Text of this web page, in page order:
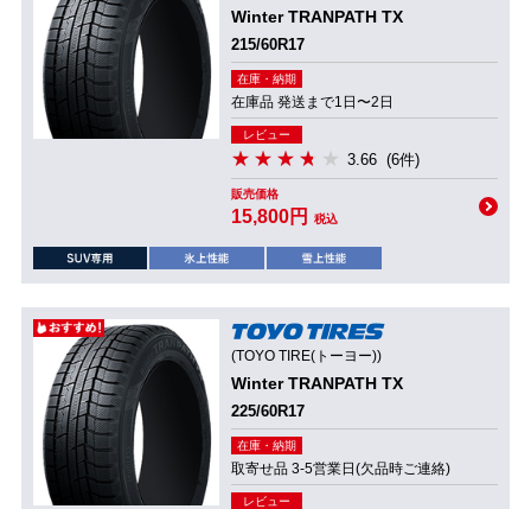
Winter TRANPATH TX
215/60R17
在庫・納期
在庫品 発送まで1日〜2日
レビュー
3.66 (6件)
販売価格
15,800円 税込
(TOYO TIRE(トーヨー))
Winter TRANPATH TX
225/60R17
在庫・納期
取寄せ品 3-5営業日(欠品時ご連絡)
レビュー